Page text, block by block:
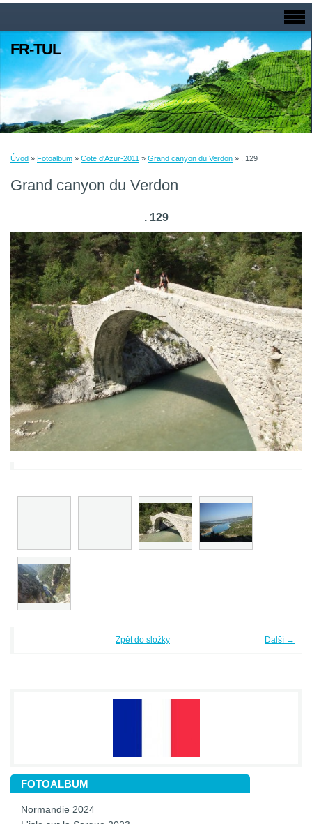
FR-TUL
Úvod » Fotoalbum » Cote d'Azur-2011 » Grand canyon du Verdon » . 129
Grand canyon du Verdon
. 129
Další →
Zpět do složky
FOTOALBUM
Normandie 2024